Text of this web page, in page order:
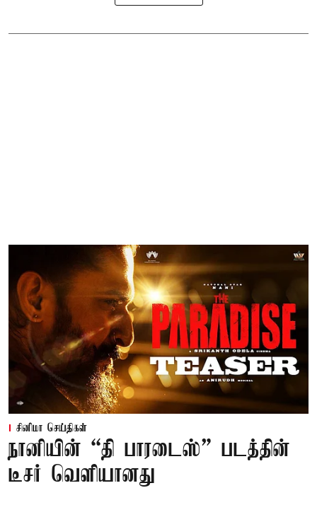
சினிமா செய்திகள்
நானியின் “தி பாரடைஸ்” படத்தின்
டீசர் வெளியானது